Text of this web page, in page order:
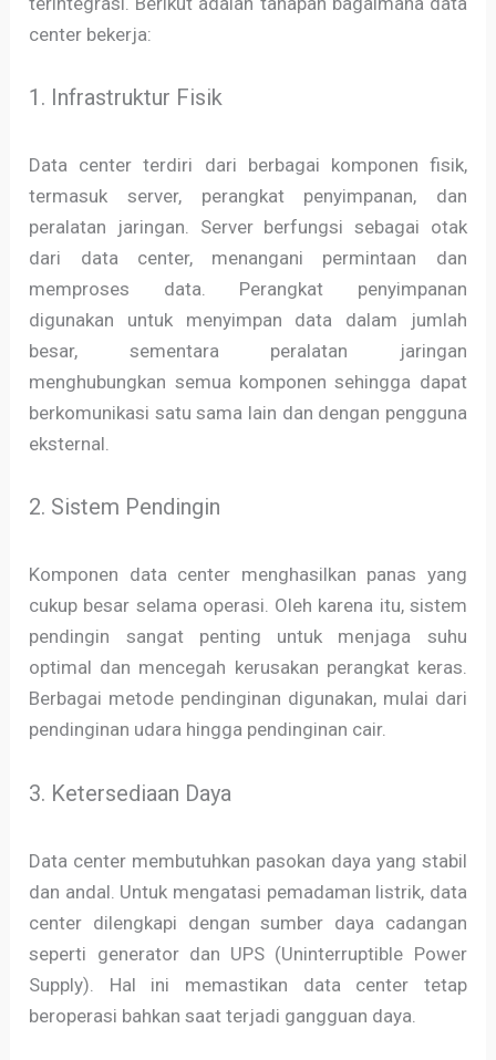
center bekerja:
1. Infrastruktur Fisik
Data center terdiri dari berbagai komponen fisik,
termasuk server, perangkat penyimpanan, dan
peralatan jaringan. Server berfungsi sebagai otak
dari data center, menangani permintaan dan
memproses data. Perangkat penyimpanan
digunakan untuk menyimpan data dalam jumlah
besar, sementara peralatan jaringan
menghubungkan semua komponen sehingga dapat
berkomunikasi satu sama lain dan dengan pengguna
eksternal.
2. Sistem Pendingin
Komponen data center menghasilkan panas yang
cukup besar selama operasi. Oleh karena itu, sistem
pendingin sangat penting untuk menjaga suhu
optimal dan mencegah kerusakan perangkat keras.
Berbagai metode pendinginan digunakan, mulai dari
pendinginan udara hingga pendinginan cair.
3. Ketersediaan Daya
Data center membutuhkan pasokan daya yang stabil
dan andal. Untuk mengatasi pemadaman listrik, data
center dilengkapi dengan sumber daya cadangan
seperti generator dan UPS (Uninterruptible Power
Supply). Hal ini memastikan data center tetap
beroperasi bahkan saat terjadi gangguan daya.